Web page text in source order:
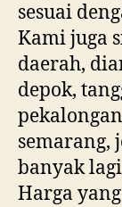
sesuai
Kami juga
daerah,
depok,
semarang,
banyak
Harga